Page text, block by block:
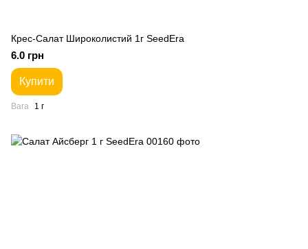
Крес-Салат Широколистий 1г SeedEra
6.0 грн
Купити
Вага 1 г